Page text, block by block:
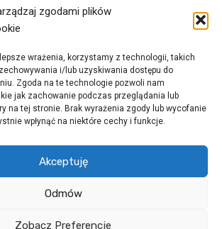
zgodami plików
wrażenia, korzystamy z technologii, takich
i/lub uzyskiwania dostępu do
Zgoda na te technologie pozwoli nam
jak zachowanie podczas przeglądania lub
na tej stronie. Brak wyrażenia zgody lub wycofanie
wpłynąć na niektóre cechy i funkcje.
Akceptuję
Odmów
Zobacz Preferencje
Polityki Społecznej
Zawodowej i Społecznej
Włączenia Społecznego
Projektów Strukturalnych
Adopcyjny w Zielonej Górze
Adopcyjny w Gorzowie Wlkp.